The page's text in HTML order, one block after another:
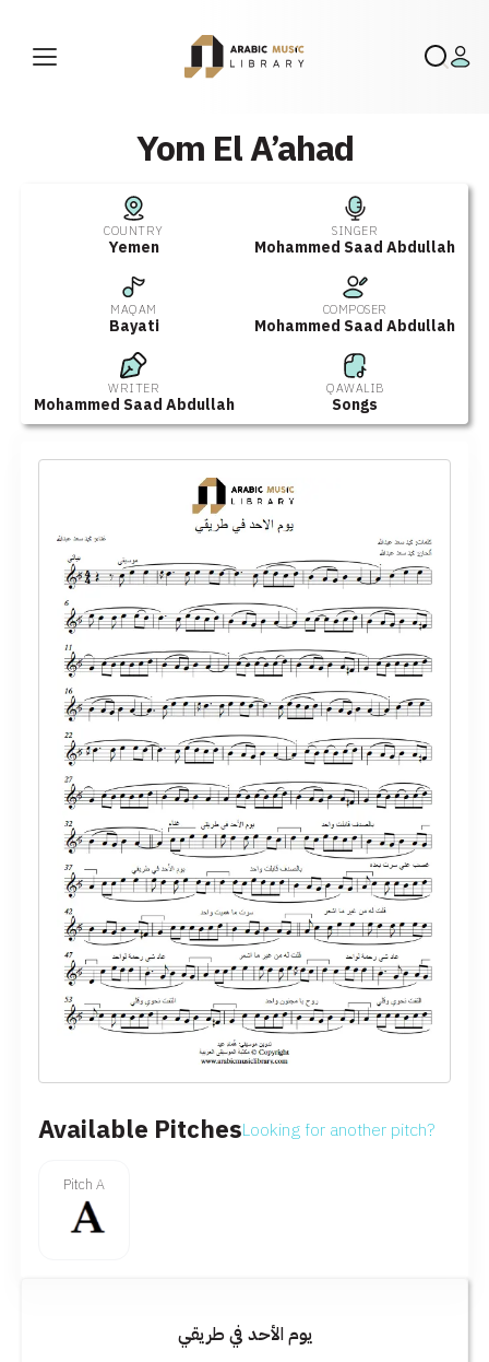
Yom El A’ahad
COUNTRY
Yemen
SINGER
Mohammed Saad Abdullah
MAQAM
Bayati
COMPOSER
Mohammed Saad Abdullah
WRITER
Mohammed Saad Abdullah
QAWALIB
Songs
Available PitchesLooking for another pitch?
Pitch A
يوم الأحد في طريقي